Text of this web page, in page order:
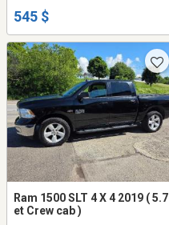
545 $
Ram 1500 SLT 4 X 4 2019 ( 5.7
et Crew cab )